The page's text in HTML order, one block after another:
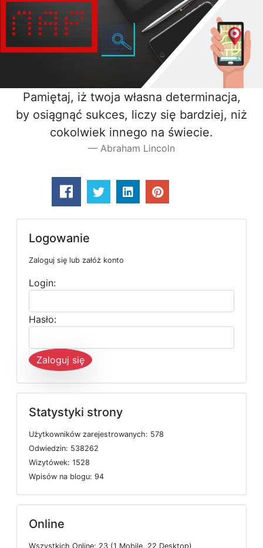
Pamiętaj, iż twoja własna determinacja,
by osiągnąć sukces, liczy się bardziej, niż
cokolwiek innego na świecie.
Abraham Lincoln
Logowanie
Zaloguj się lub załóż konto
Login:
Hasło:
Zaloguj się
Statystyki strony
Użytkowników zarejestrowanych: 578
Odwiedzin: 538262
Wizytówek: 1528
Wpisów na blogu: 94
Online
Wszystkich Online: 23 (1 Mobile, 22 Desktop)